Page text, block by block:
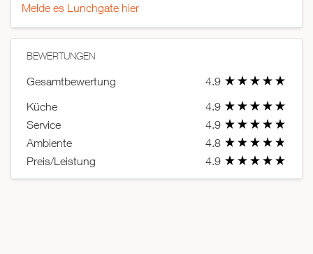
Melde es Lunchgate hier
BEWERTUNGEN
Gesamtbewertung
4.9
Küche
4.9
Service
4.9
Ambiente
4.8
Preis/Leistung
4.9